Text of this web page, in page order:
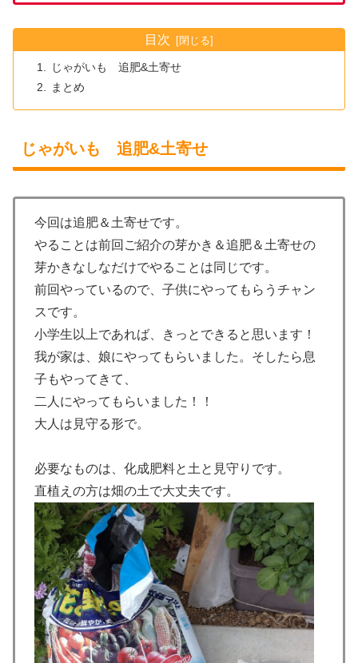
目次
じゃがいも 追肥&土寄せ
まとめ
じゃがいも 追肥&土寄せ
今回は追肥＆土寄せです。
やることは前回ご紹介の芽かき＆追肥＆土寄せの
芽かきなしなだけでやることは同じです。
前回やっているので、子供にやってもらうチャン
スです。
小学生以上であれば、きっとできると思います！
我が家は、娘にやってもらいました。そしたら息
子もやってきて、
二人にやってもらいました！！
大人は見守る形で。
必要なものは、化成肥料と土と見守りです。
直植えの方は畑の土で大丈夫です。